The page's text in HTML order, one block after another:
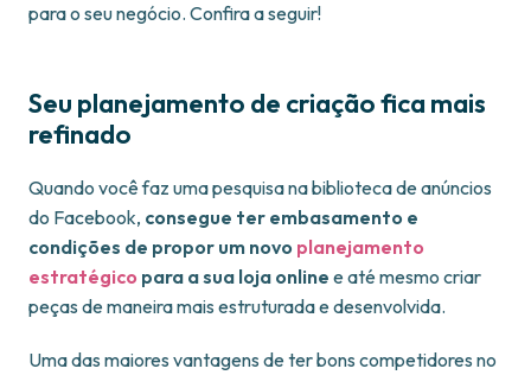
para o seu negócio. Confira a seguir!
Seu planejamento de criação fica mais
refinado
Quando você faz uma pesquisa na biblioteca de anúncios
do Facebook, consegue ter embasamento e
condições de propor um novo planejamento
estratégico para a sua loja online e até mesmo criar
peças de maneira mais estruturada e desenvolvida.
Uma das maiores vantagens de ter bons competidores no